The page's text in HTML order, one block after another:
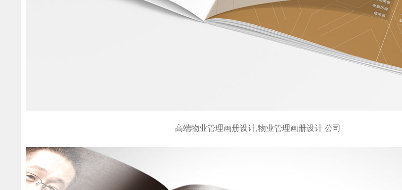
高端物业管理画册设计,物业管理画册设计 公司